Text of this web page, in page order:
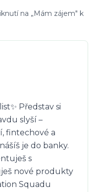
na „Mám zájem" k
Představ si
slyší –
fintechové a
je do banky.
s
nové produkty
Squadu